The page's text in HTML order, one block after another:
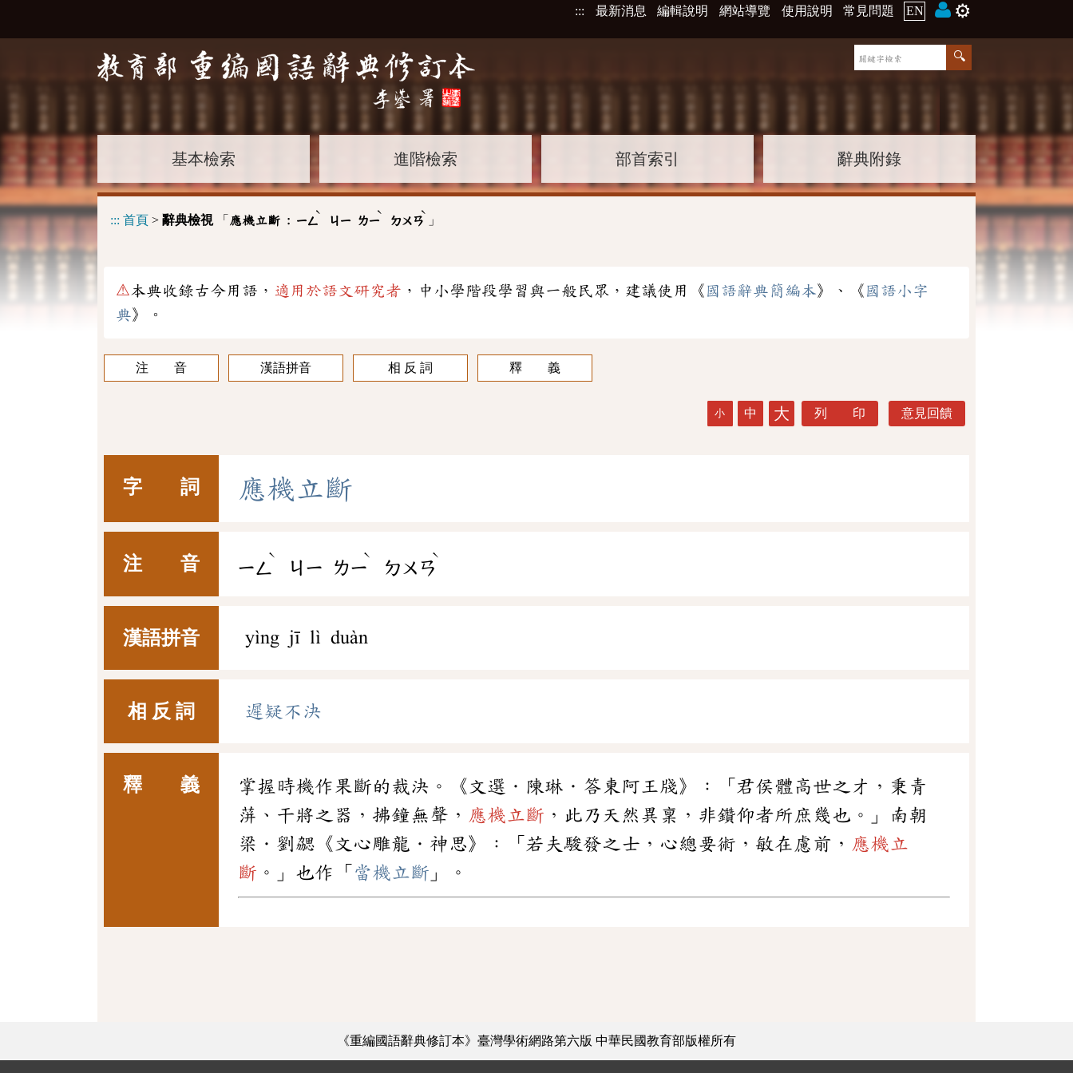
::: 最新消息 編輯說明 網站導覽 使用說明 常見問題 EN ⚙️
基本檢索 進階檢索 部首索引 辭典附錄
::: 首頁 > 辭典檢視「 應機立斷 : ㄧㄥ
ˋ
ㄐㄧ ㄌㄧ
ˋ
ㄉㄨㄢ
ˋ
」
⚠本典收錄古今用語， 適用於語文研究者 ，中小學階段學習與一般民眾，建議使用《 國語辭典簡編本》、《 國語小字
典》。
注 音 漢語拼音 相 反 詞 釋 義
小 中 大 列 印 意見回饋
字 詞 應機 立斷
注 音 ㄧㄥ
ˋ
ㄐㄧ ㄌㄧ
ˋ
ㄉㄨㄢ
ˋ
漢語拼音 yìng jī lì duàn
相 反 詞 遲疑不決
釋 義
掌握時機作果斷的裁決。《文選．陳琳．答東阿王牋》：「君侯體高世之才，秉青
蓱、干將之器，拂鐘無聲， 應機立斷 ，此乃天然異稟，非鑽仰者所庶幾也。」南朝
梁．劉勰《文心雕龍．神思》：「若夫駿發之士，心總要術，敏在慮前， 應機立
斷 。」也作「 當機立斷 」。
《重編國語辭典修訂本》臺灣學術網路第六版 中華民國教育部版權所有